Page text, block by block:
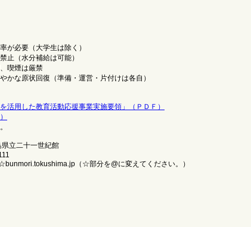
必要（大学生は除く）
（水分補給は可能）
喫煙は厳禁
な原状回復（準備・運営・片付けは各自）
活用した教育活動応援事業実施要領」（ＰＤＦ）
立二十一世紀館
（☆部分を@に変えてください。）